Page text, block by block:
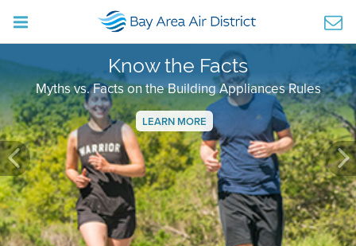
Know the Facts
Myths vs. Facts on the Building Appliances Rules
LEARN MORE
Previous